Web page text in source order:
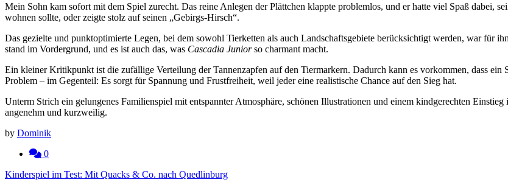
Mein Sohn kam sofort mit dem Spiel zurecht. Das reine Anlegen der Plättchen klappte problemlos, und er hatte viel Spaß dabei,
wohnen sollte, oder zeigte stolz auf seinen „Gebirgs-Hirsch“.
Das gezielte und punktoptimierte Legen, bei dem sowohl Tierketten als auch Landschaftsgebiete berücksichtigt werden, war für
stand im Vordergrund, und es ist auch das, was Cascadia Juniorso charmant macht.
Ein kleiner Kritikpunkt ist die zufällige Verteilung der Tannenzapfen auf den Tiermarkern. Dadurch kann es vorkommen, dass
Problem – im Gegenteil: Es sorgt für Spannung und Frustfreiheit, weil jeder eine realistische Chance auf den Sieg hat.
Unterm Strich ein gelungenes Familienspiel mit entspannter Atmosphäre, schönen Illustrationen und einem kindgerechten
angenehm und kurzweilig.
by Dominik
0
Beitragsnavigation
Kinderspiel im Test: Mit Quacks & Co. nach Quedlinburg